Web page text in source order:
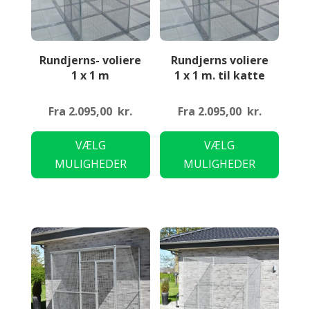
Rundjerns- voliere
1 x 1 m
Fra 2.095,00 kr.
VÆLG
MULIGHEDER
Dette
flere
kan
vælges
på
varesiden
Rundjerns voliere
1 x 1 m. til katte
Fra 2.095,00 kr.
VÆLG
MULIGHEDER
kan
på